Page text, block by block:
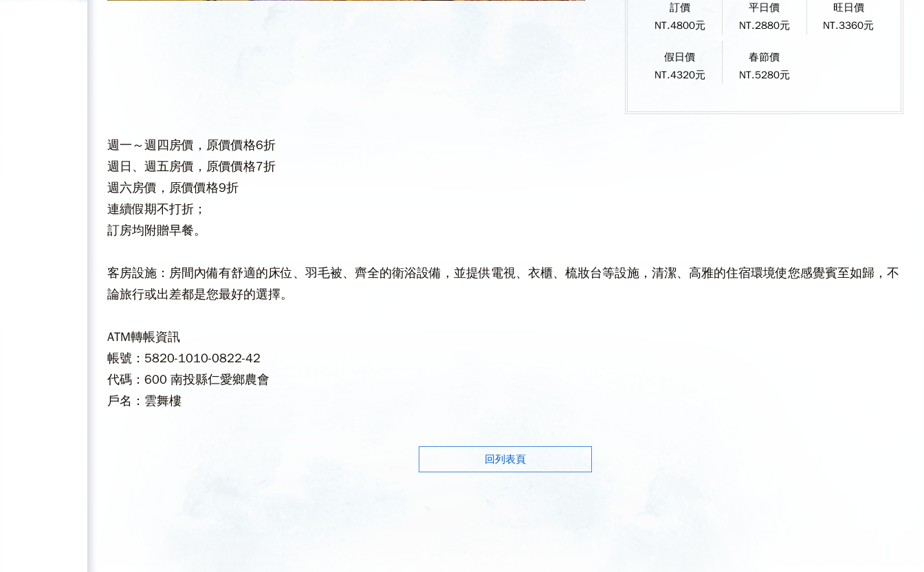
訂價
NT.4800元
平日價
NT.2880元
旺日價
NT.3360元
假日價
NT.4320元
春節價
NT.5280元
週一～週四房價，原價價格6折
週日、週五房價，原價價格7折
週六房價 ，原價價格9折
連續假期不打折；
訂房均附贈早餐。
客房設施：房間內備有舒適的床位、羽毛被、齊全的衛浴設備，並提供電視、衣櫃、梳妝台等設施，清潔、高雅的住宿環境使您感覺賓至如歸，不
論旅行或出差都是您最好的選擇。
ATM轉帳資訊
帳號：5820-1010-0822-42
代碼：600 南投縣仁愛鄉農會
​戶名：雲舞樓
回列表頁